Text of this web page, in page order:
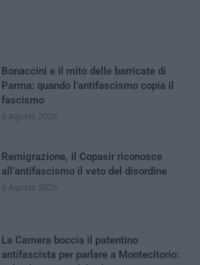
Bonaccini e il mito delle barricate di
Parma: quando l’antifascismo copia il
fascismo
6 Agosto 2026
Remigrazione, il Copasir riconosce
all’antifascismo il veto del disordine
6 Agosto 2026
La Camera boccia il patentino
antifascista per parlare a Montecitorio: